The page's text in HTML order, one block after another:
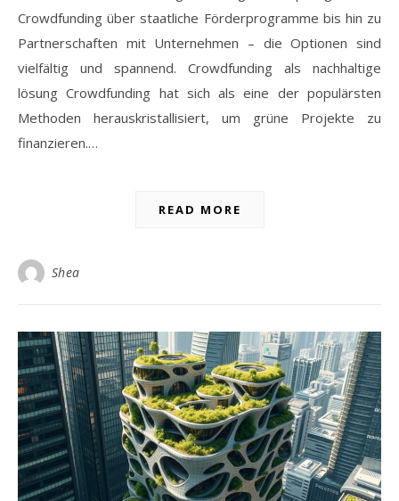
Crowdfunding über staatliche Förderprogramme bis hin zu
Partnerschaften mit Unternehmen – die Optionen sind
vielfältig und spannend. Crowdfunding als nachhaltige
lösung Crowdfunding hat sich als eine der populärsten
Methoden herauskristallisiert, um grüne Projekte zu
finanzieren.…
READ MORE
Shea